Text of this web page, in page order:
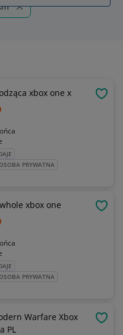
xbox one x
PRYWATNA
xbox one
PRYWATNA
Warfare Xbox
PL